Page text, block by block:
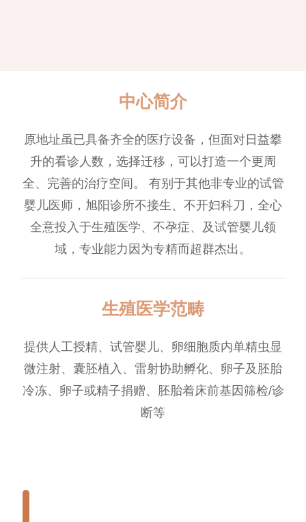
中心简介
原地址虽已具备齐全的医疗设备，但面对日益攀
升的看诊人数，选择迁移，可以打造一个更周
全、完善的治疗空间。 有别于其他非专业的试管
婴儿医师，旭阳诊所不接生、不开妇科刀，全心
全意投入于生殖医学、不孕症、及试管婴儿领
域，专业能力因为专精而超群杰出。
生殖医学范畴
提供人工授精、试管婴儿、卵细胞质内单精虫显
微注射、囊胚植入、雷射协助孵化、卵子及胚胎
冷冻、卵子或精子捐赠、胚胎着床前基因筛检/诊
断等